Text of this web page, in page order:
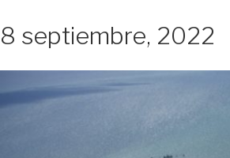
8 septiembre, 2022